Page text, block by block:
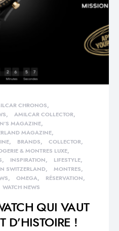
CHRONOS
AMILCAR COLLECTOR
MAGAZINE
MAGAZINE
BRANDS
COLLECTOR
& MONTRES LUXE
INSPIRATION
LIFESTYLE
SWITZERLAND
MONTRES
OMEGA
RÉSERVATION
WATCH NEWS
QUI VAUT
D’HISTOIRE !